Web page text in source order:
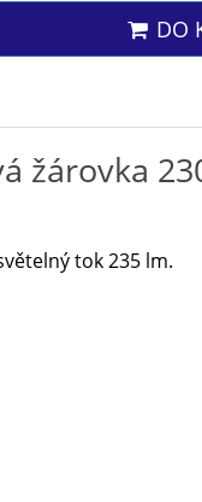
DO
žárovka
tok 235 lm.